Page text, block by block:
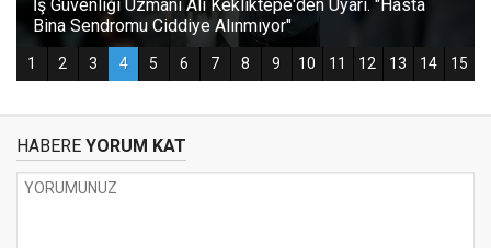
HABERE YORUM KAT